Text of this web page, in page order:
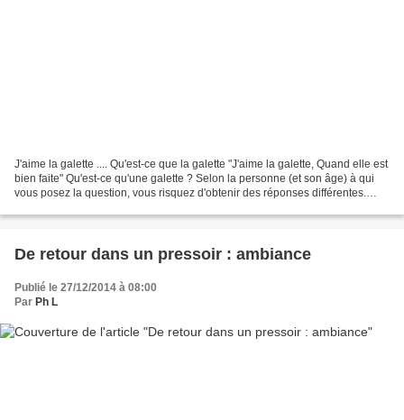
J'aime la galette .... Qu'est-ce que la galette "J'aime la galette, Quand elle est
bien faite" Qu'est-ce qu'une galette ? Selon la personne (et son âge) à qui
vous posez la question, vous risquez d'obtenir des réponses différentes.
De retour dans un pressoir : ambiance
Publié le 27/12/2014 à 08:00
Par Ph L